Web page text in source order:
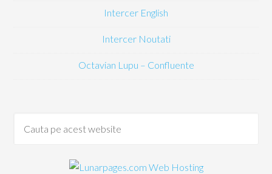
Intercer English
Intercer Noutati
Octavian Lupu – Confluente